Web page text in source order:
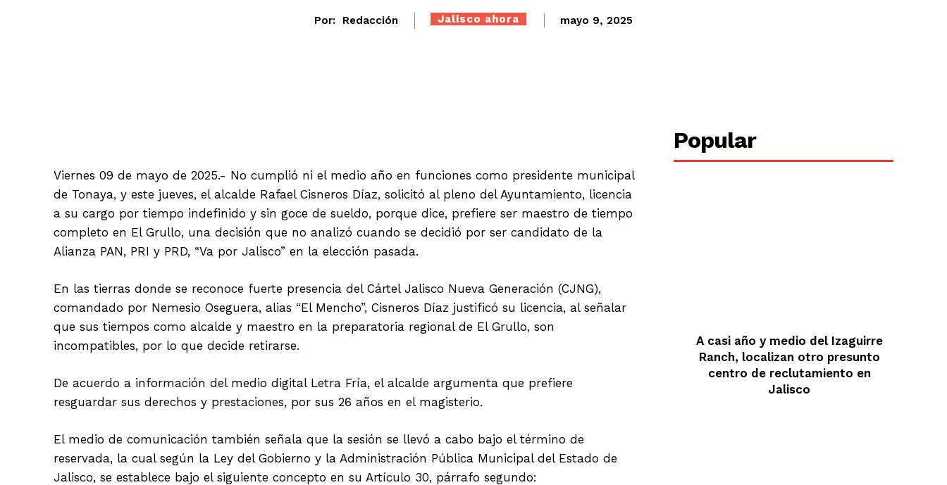
Por: Redacción Jalisco ahora mayo 9, 2025
Viernes 09 de mayo de 2025.- No cumplió ni el medio año en funciones como presidente municipal
de Tonaya, y este jueves, el alcalde Rafael Cisneros Díaz, solicitó al pleno del Ayuntamiento, licencia
a su cargo por tiempo indefinido y sin goce de sueldo, porque dice, prefiere ser maestro de tiempo
completo en El Grullo, una decisión que no analizó cuando se decidió por ser candidato de la
Alianza PAN, PRI y PRD, “Va por Jalisco” en la elección pasada.
En las tierras donde se reconoce fuerte presencia del Cártel Jalisco Nueva Generación (CJNG),
comandado por Nemesio Oseguera, alias “El Mencho”, Cisneros Díaz justificó su licencia, al señalar
que sus tiempos como alcalde y maestro en la preparatoria regional de El Grullo, son
incompatibles, por lo que decide retirarse.
De acuerdo a información del medio digital Letra Fría, el alcalde argumenta que prefiere
resguardar sus derechos y prestaciones, por sus 26 años en el magisterio.
El medio de comunicación también señala que la sesión se llevó a cabo bajo el término de
reservada, la cual según la Ley del Gobierno y la Administración Pública Municipal del Estado de
Jalisco, se establece bajo el siguiente concepto en su Artículo 30, párrafo segundo:
Popular
A casi año y medio del Izaguirre
Ranch, localizan otro presunto
centro de reclutamiento en
Jalisco